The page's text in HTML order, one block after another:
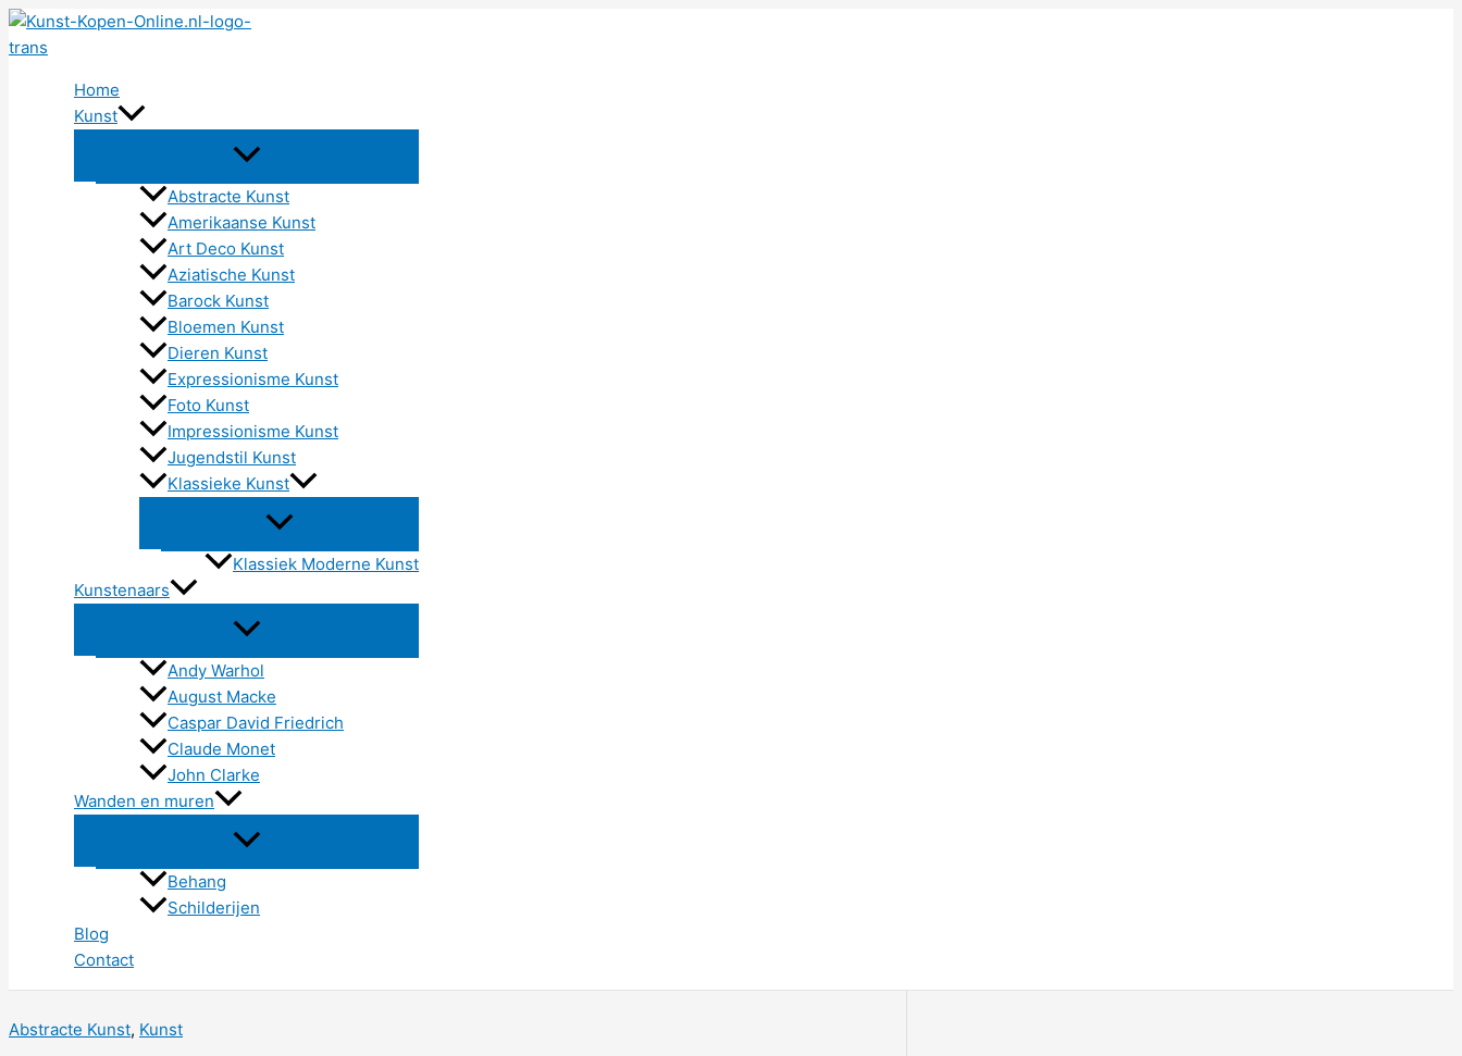
Ga
naar
Home
Kunst
Abstracte Kunst
Amerikaanse Kunst
Art Deco Kunst
Aziatische Kunst
Barock Kunst
Bloemen Kunst
Dieren Kunst
Expressionisme Kunst
Foto Kunst
Impressionisme Kunst
Jugendstil Kunst
Klassieke Kunst
Klassiek Moderne Kunst
Kunstenaars
Andy Warhol
August Macke
Caspar David Friedrich
Claude Monet
John Clarke
Wanden en muren
Behang
Schilderijen
Blog
Contact
Abstracte Kunst, Kunst